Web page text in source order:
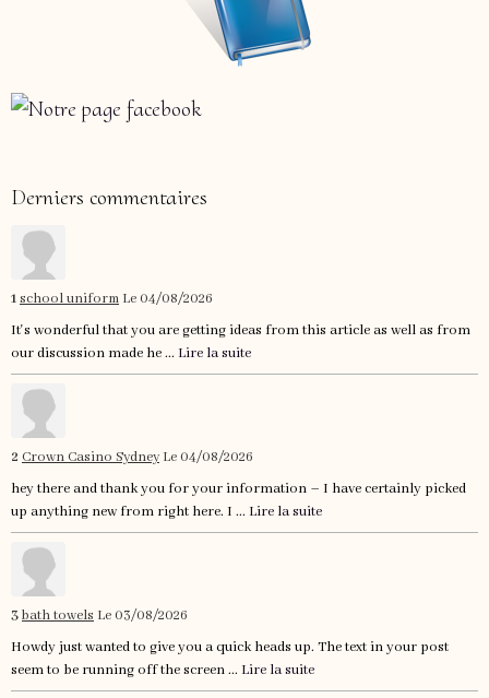
Derniers commentaires
1school uniform Le 04/08/2026
It's wonderful that you are getting ideas from this article as well as from
our discussion made he ... Lire la suite
2 Crown Casino Sydney Le 04/08/2026
hey there and thank you for your information – I have certainly picked
up anything new from right here. I ... Lire la suite
3bath towels Le 03/08/2026
Howdy just wanted to give you a quick heads up. The text in your post
seem to be running off the screen ... Lire la suite